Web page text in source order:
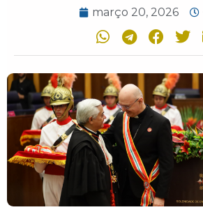
março 20, 2026